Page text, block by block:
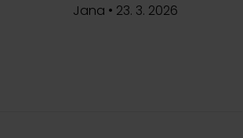
Jana • 23. 3. 2026